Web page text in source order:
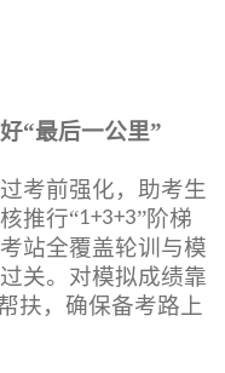
“最后一公里”
考前强化，助考生
推行“1+3+3”阶梯
站全覆盖轮训与模
关。对模拟成绩靠
扶，确保备考路上